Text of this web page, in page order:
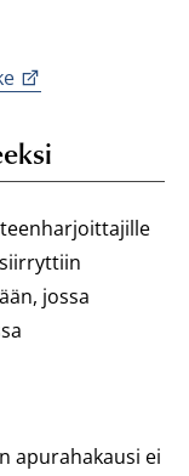
jossa
apurahakausi ei